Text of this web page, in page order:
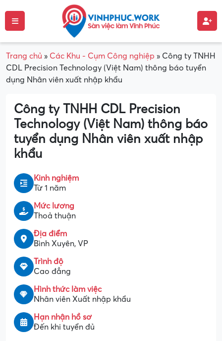
Trang chủ » Các Khu - Cụm Công nghiệp » Công ty TNHH
CDL Precision Technology (Việt Nam) thông báo tuyển
dụng Nhân viên xuất nhập khẩu
Công ty TNHH CDL Precision
Technology (Việt Nam) thông báo
tuyển dụng Nhân viên xuất nhập
khẩu
Kinh nghiệm
Từ 1 năm
Mức lương
Thoả thuận
Địa điểm
Bình Xuyên, VP
Trình độ
Cao đẳng
Hình thức làm việc
Nhân viên Xuất nhập khẩu
Hạn nhận hồ sơ
Đến khi tuyển đủ